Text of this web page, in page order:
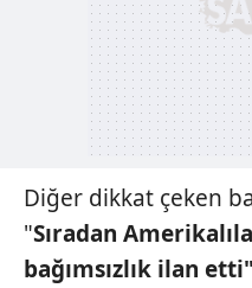
vasıtasıyla
için Ayarlar butonuna
Metnimiziziyaret
6698 sayılı Kişisel
hazırlanmış Aydınlatma
almak için lütfentıklayınız.
Diğer dikkat çeken
"Sıradan
bağımsızlık ilan